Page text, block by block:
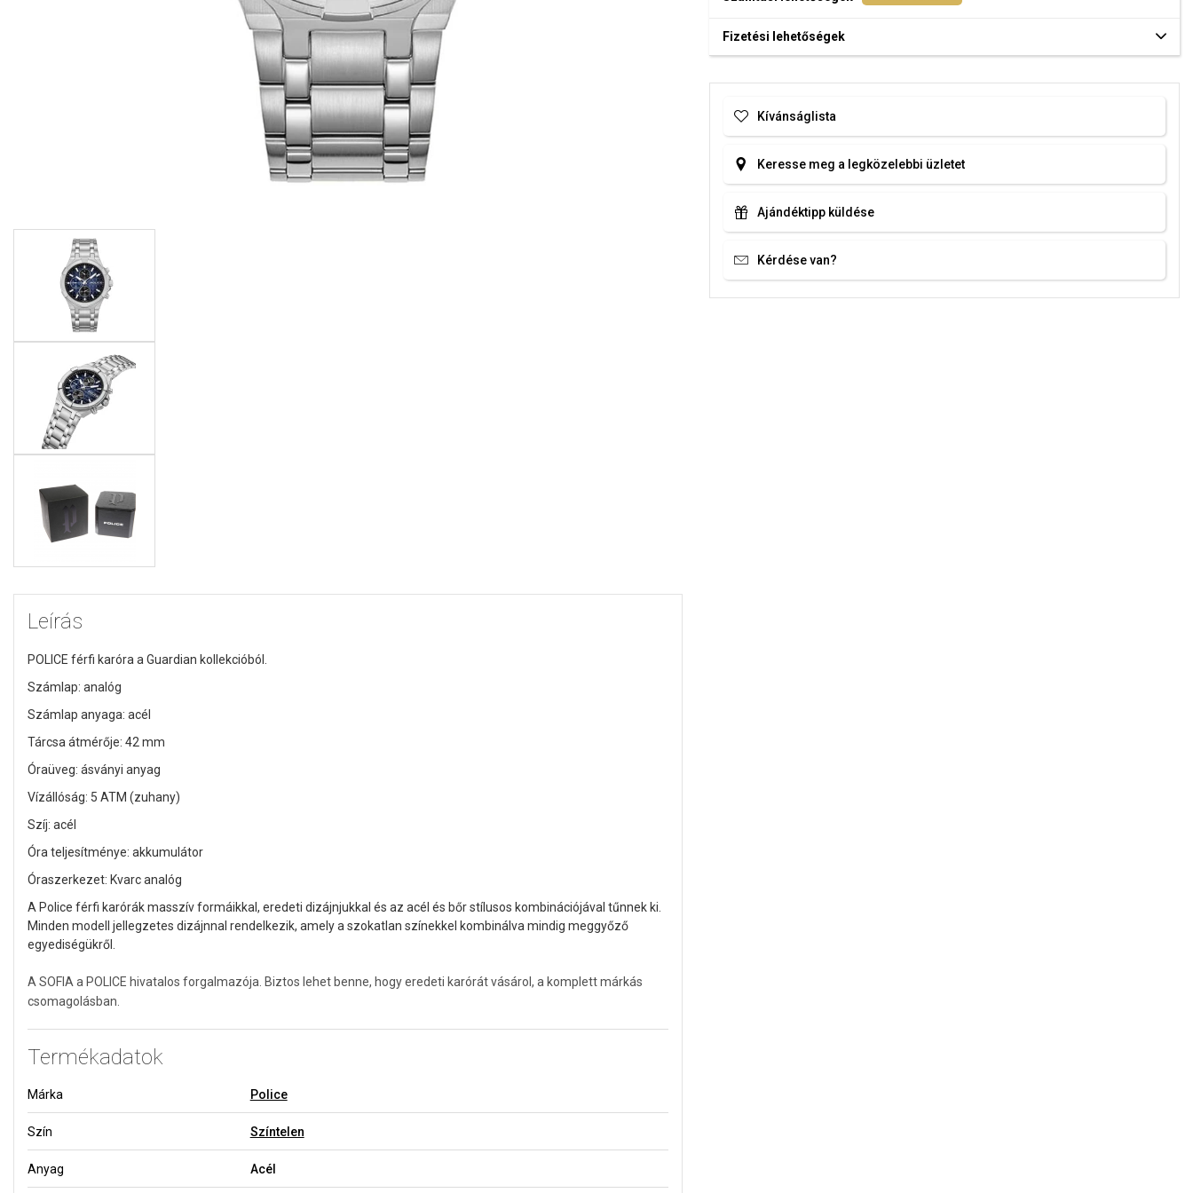
Leírás
POLICE férfi karóra a Guardian kollekcióból.
Számlap: analóg
Számlap anyaga: acél
Tárcsa átmérője: 42 mm
Óraüveg: ásványi anyag
Vízállóság: 5 ATM (zuhany)
Szíj: acél
Óra teljesítménye: akkumulátor
Óraszerkezet: Kvarc analóg
A Police férfi karórák masszív formáikkal, eredeti dizájnjukkal és az acél és bőr stílusos kombinációjával tűnnek ki.
Minden modell jellegzetes dizájnnal rendelkezik, amely a szokatlan színekkel kombinálva mindig meggyőző
egyediségükről.
A SOFIA a POLICE hivatalos forgalmazója. Biztos lehet benne, hogy eredeti karórát vásárol, a komplett márkás
csomagolásban.
Termékadatok
Márka Police
Szín Színtelen
Anyag Acél
Fizetési lehetőségek
Kívánságlista
Keresse meg a legközelebbi üzletet
Ajándéktipp küldése
Kérdése van?